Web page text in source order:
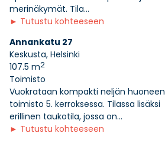
merinäkymät. Tila...
► Tutustu kohteeseen
Annankatu 27
Keskusta, Helsinki
107.5 m2
Toimisto
Vuokrataan kompakti neljän huoneen
toimisto 5. kerroksessa. Tilassa lisäksi
erillinen taukotila, jossa on...
► Tutustu kohteeseen